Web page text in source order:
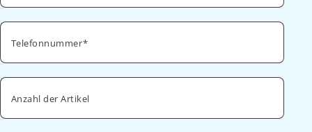
Telefonnummer
Anzahl der Artikel